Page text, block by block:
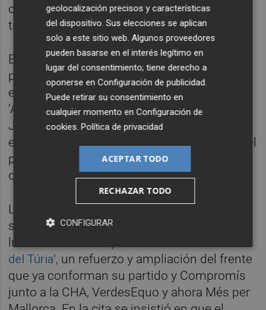
compleja relación que tiene con Podemos
tras su abruta salida del partido.
Errejón, que ha ayudado a Compromís a
promocionar este programa de las 32 horas
en el Congreso, participará en el panel
'Alianza Política Internacional para la
Jornada Laboral de Cuatro Días' en el que,
entr otros también estaráNacho Álvarez
(del
partido morado). Falta por ver si ambos se
quedan a la clausura.
La visita del líder de Más País será la
segunda en tres semanas puesto que este
lunes estuvo en la presentación
del Túria', un refuerzo y ampliación del frente
que ya conforman su partido y Compromís
junto a la CHA, VerdesEquo y ahora Més per
geolocalización precisos y características
del dispositivo. Sus elecciones se aplican
solo a este sitio web. Algunos proveedores
pueden basarse en el interés legítimo en
lugar del consentimiento; tiene derecho a
oponerse enConfiguración de publicidad.
Puede retirar su consentimiento en
cualquier momento enConfiguración de
cookies.Política de privacidad
ACEPTAR TODO
RECHAZAR TODO
CONFIGURAR